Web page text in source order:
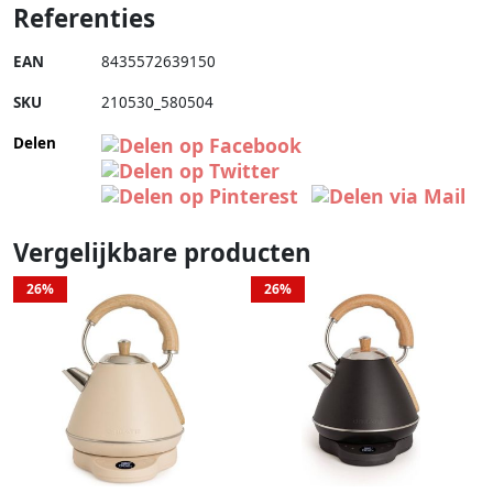
Referenties
EAN 8435572639150
SKU 210530_580504
Delen
Vergelijkbare producten
26% 26%